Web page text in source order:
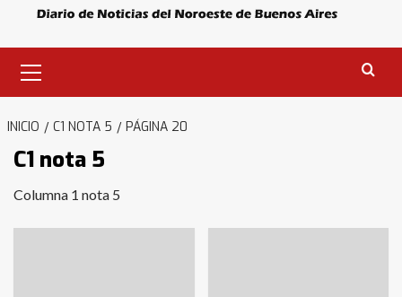
primario
INICIO C1 NOTA 5 PÁGINA 20
C1 nota 5
Columna 1 nota 5